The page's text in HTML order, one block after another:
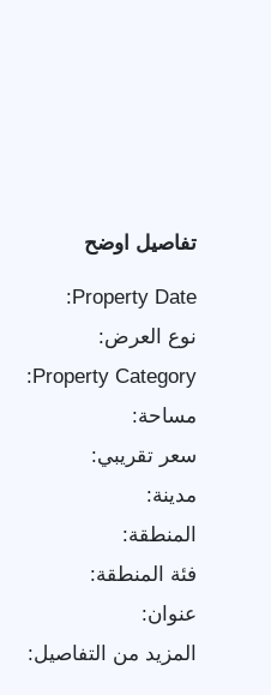
تفاصيل اوضح
Property Date:
نوع العرض:
Property Category:
مساحة:
سعر تقريبي:
مدينة:
المنطقة:
فئة المنطقة:
عنوان:
المزيد من التفاصيل: